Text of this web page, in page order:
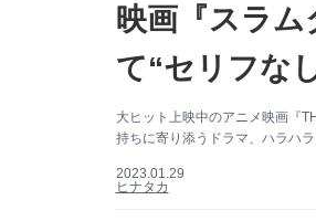
映画『スラ
て“セリフな
大ヒット上映中のアニメ映画『
持ちに寄り添うドラマ、ハラハ
2023.01.29
ヒナタカ